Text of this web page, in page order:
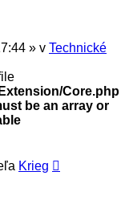
» v Technické
Core.php
be an array or
Krieg